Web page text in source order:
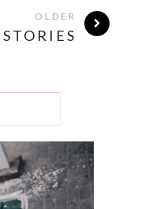
OLDER
STORIES